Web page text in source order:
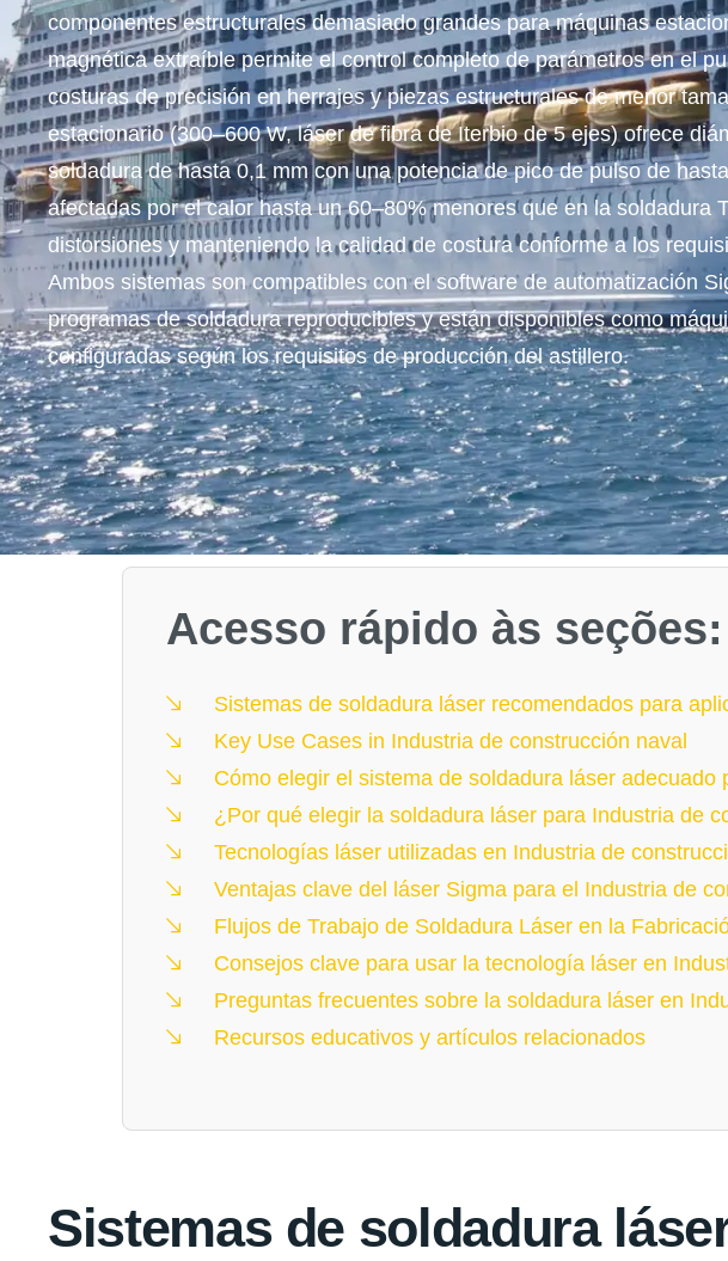
componentes estructurales demasiado grandes para máquinas
magnética extraíble permite el control completo de parámetros en el
costuras de precisión en herrajes y piezas estructurales de menor
estacionario (300–600 W, láser de fibra de Iterbio de 5 ejes) ofrece
soldadura de hasta 0,1 mm con una potencia de pico de pulso de
afectadas por el calor hasta un 60–80% menores que en la soldadura
distorsiones y manteniendo la calidad de costura conforme a los
Ambos sistemas son compatibles con el software de automatización
programas de soldadura reproducibles y están disponibles como
configuradas según los requisitos de producción del astillero.
Acesso rápido às seções:
Sistemas de soldadura láser recomendados para
Key Use Cases in Industria de construcción naval
Cómo elegir el sistema de soldadura láser adecuado
¿Por qué elegir la soldadura láser para Industria de
Tecnologías láser utilizadas en Industria de
Ventajas clave del láser Sigma para el Industria de
Flujos de Trabajo de Soldadura Láser en la
Consejos clave para usar la tecnología láser en
Preguntas frecuentes sobre la soldadura láser en
Recursos educativos y artículos relacionados
Sistemas de soldadura